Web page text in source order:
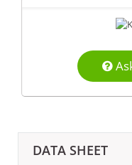
DATA SHEET